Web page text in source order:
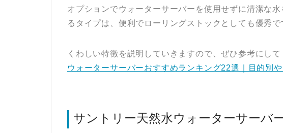
オプションでウォーターサーバーを使用せずに清潔な
るタイプは、便利でローリングストックとしても優秀で
くわしい特徴を説明していきますので、ぜひ参考にして
ウォーターサーバーおすすめランキング22選｜目的別
サントリー天然水ウォーターサーバ